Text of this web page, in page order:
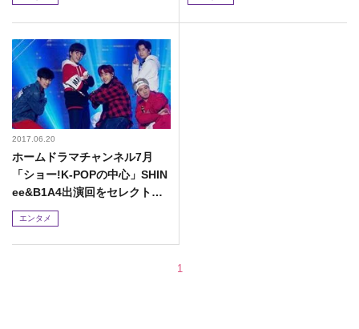
2017.06.20
ホームドラマチャンネル7月
「ショー!K-POPの中心」SHIN
ee&B1A4出演回をセレクト放
送
エンタメ
1